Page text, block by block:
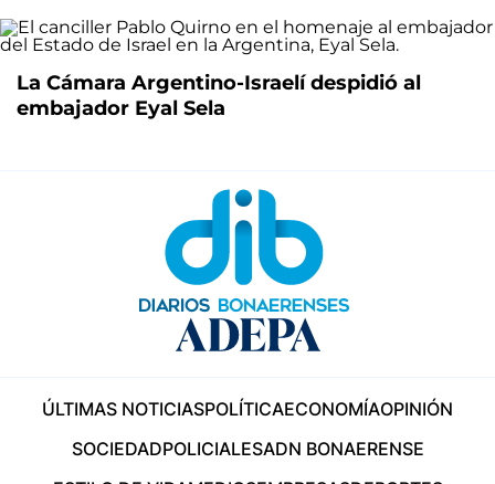
La Cámara Argentino-Israelí despidió al
embajador Eyal Sela
ÚLTIMAS NOTICIASPOLÍTICAECONOMÍAOPINIÓN
SOCIEDADPOLICIALESADN BONAERENSE